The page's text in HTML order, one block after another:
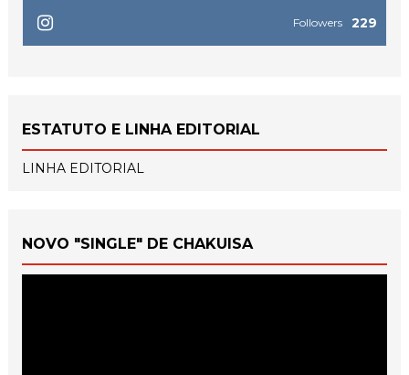
229
Followers
ESTATUTO E LINHA EDITORIAL
LINHA EDITORIAL
NOVO "SINGLE" DE CHAKUISA